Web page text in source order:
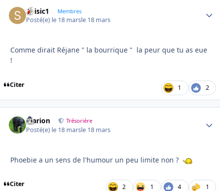
Soisic1 Membres
Posté(e) le 18 marsle 18 mars
Comme dirait Réjane " la bourrique " la peur que tu as eue
!
Citer 1 2
Marion Trésorière
Posté(e) le 18 marsle 18 mars
Phoebie a un sens de l'humour un peu limite non ?
Citer 2 1 4 1